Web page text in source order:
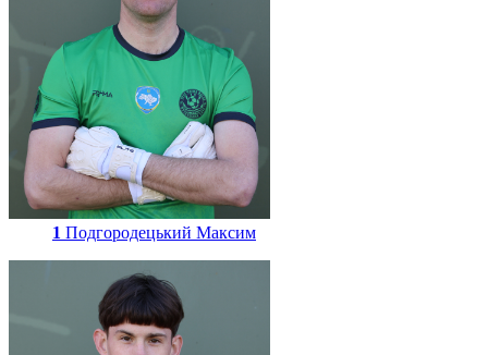
1 Подгородецький Максим